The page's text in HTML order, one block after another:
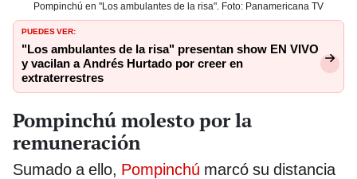
Pompinchú en "Los ambulantes de la risa". Foto: Panamericana TV
PUEDES VER:
"Los ambulantes de la risa" presentan show EN VIVO
y vacilan a Andrés Hurtado por creer en
extraterrestres
Pompinchú molesto por la
remuneración
Sumado a ello, Pompinchú marcó su distancia